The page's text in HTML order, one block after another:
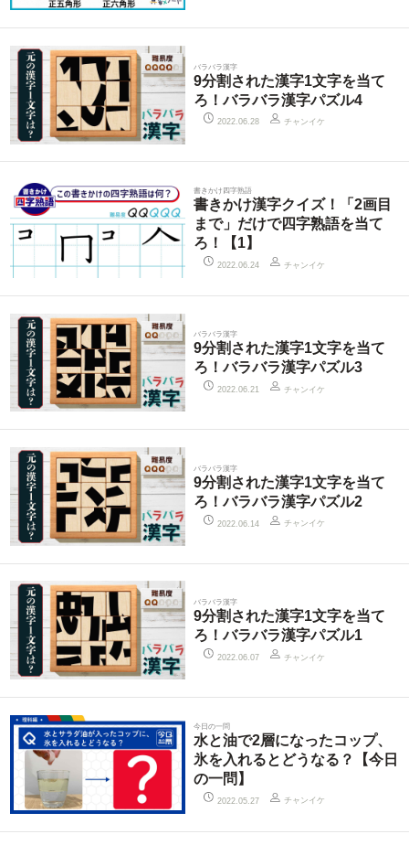
バラバラ漢字
9分割された漢字1文字を当て
ろ！バラバラ漢字パズル4
2022.06.28 チャンイケ
書きかけ四字熟語
書きかけ漢字クイズ！「2画目
まで」だけで四字熟語を当て
ろ！【1】
2022.06.24 チャンイケ
バラバラ漢字
9分割された漢字1文字を当て
ろ！バラバラ漢字パズル3
2022.06.21 チャンイケ
バラバラ漢字
9分割された漢字1文字を当て
ろ！バラバラ漢字パズル2
2022.06.14 チャンイケ
バラバラ漢字
9分割された漢字1文字を当て
ろ！バラバラ漢字パズル1
2022.06.07 チャンイケ
今日の一問
水と油で2層になったコップ、
氷を入れるとどうなる？【今日
の一問】
2022.05.27 チャンイケ